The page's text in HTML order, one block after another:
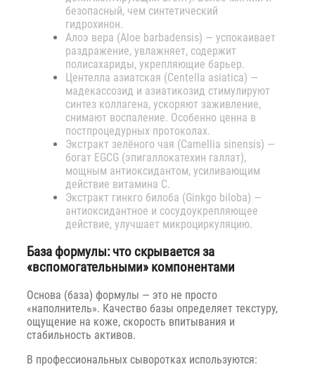
безопасный, чем синтетический
гидрохинон.
Алоэ вера (Aloe barbadensis) — успокаивает
раздражение, увлажняет, содержит
полисахариды, укрепляющие барьер.
Центелла азиатская (Centella asiatica) —
мадекассозид и азиатикозид стимулируют
синтез коллагена, ускоряют заживление,
снимают воспаление. Особенно ценна в
постпроцедурных протоколах.
Экстракт зелёного чая (Camellia sinensis) —
богат EGCG (эпигаллокатехин галлат),
мощным антиоксидантом, усиливающим
действие витамина C.
Экстракт гинкго билоба (Ginkgo biloba) —
антиоксидантное и сосудоукрепляющее
действие, улучшает микроциркуляцию.
База формулы: что скрывается за
«вспомогательными» компонентами
Основа (база) формулы — это не просто
«наполнитель». Качество базы определяет текстуру,
ощущение на коже, скорость впитывания и
стабильность активов.
В профессиональных сыворотках используются: